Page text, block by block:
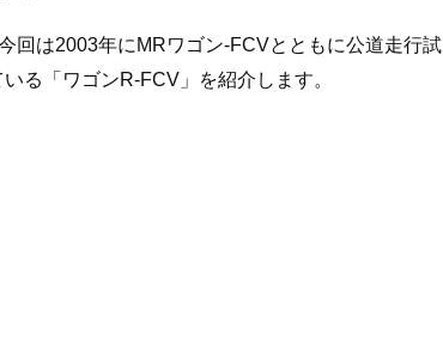
回は2003年にMRワゴン-FCVとともに公道走行試
る「ワゴンR-FCV」を紹介します。